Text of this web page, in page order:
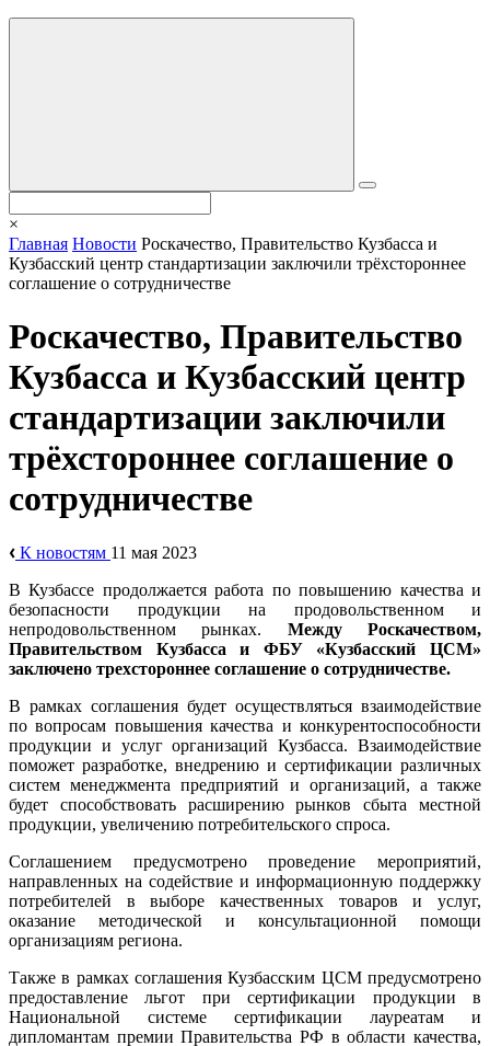
×
Главная Новости Роскачество, Правительство Кузбасса и
Кузбасский центр стандартизации заключили трёхстороннее
соглашение о сотрудничестве
Роскачество, Правительство
Кузбасса и Кузбасский центр
стандартизации заключили
трёхстороннее соглашение о
сотрудничестве
К новостям 11 мая 2023
В Кузбассе продолжается работа по повышению качества и
безопасности продукции на продовольственном и
непродовольственном рынках. Между Роскачеством,
Правительством Кузбасса и ФБУ «Кузбасский ЦСМ»
заключено трехстороннее соглашение о сотрудничестве.
В рамках соглашения будет осуществляться взаимодействие
по вопросам повышения качества и конкурентоспособности
продукции и услуг организаций Кузбасса. Взаимодействие
поможет разработке, внедрению и сертификации различных
систем менеджмента предприятий и организаций, а также
будет способствовать расширению рынков сбыта местной
продукции, увеличению потребительского спроса.
Соглашением предусмотрено проведение мероприятий,
направленных на содействие и информационную поддержку
потребителей в выборе качественных товаров и услуг,
оказание методической и консультационной помощи
организациям региона.
Также в рамках соглашения Кузбасским ЦСМ предусмотрено
предоставление льгот при сертификации продукции в
Национальной системе сертификации лауреатам и
дипломантам премии Правительства РФ в области качества,